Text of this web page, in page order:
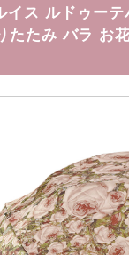
イス ルドゥー
たたみ バラ お